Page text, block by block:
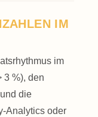
IM
im
3 %), den
die
Analytics oder